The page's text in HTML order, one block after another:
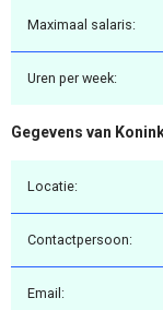
Maximaal salaris:
Uren per week:
Gegevens van
Locatie:
Contactpersoon:
Email: